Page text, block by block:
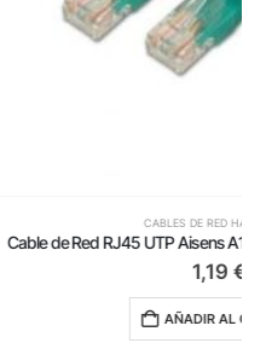
0246/ Cat.6/ 1m/ Verde